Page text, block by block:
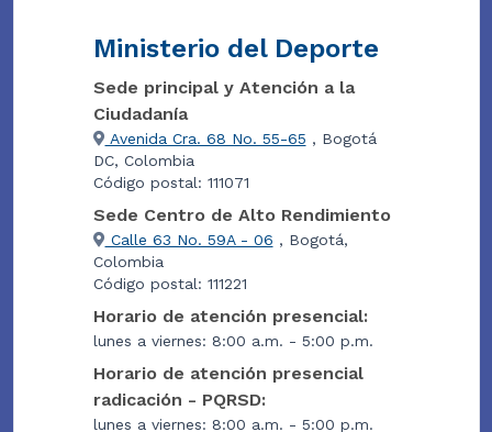
Ministerio del Deporte
Sede principal y Atención a la
Ciudadanía
Avenida Cra. 68 No. 55-65 , Bogotá
DC, Colombia
Código postal: 111071
Sede Centro de Alto Rendimiento
Calle 63 No. 59A - 06 , Bogotá,
Colombia
Código postal: 111221
Horario de atención presencial:
lunes a viernes: 8:00 a.m. - 5:00 p.m.
Horario de atención presencial
radicación - PQRSD:
lunes a viernes: 8:00 a.m. - 5:00 p.m.